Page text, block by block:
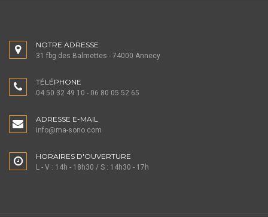
NOTRE ADRESSE
31 fbg des Balmettes - 74000 Annecy
TÉLÉPHONE
04 50 32 49 10 - 06 80 05 52 65
ADRESSE E-MAIL
info@ma-sono.com
HORAIRES D'OUVERTURE
L - V : 14h - 18h30 / S : 14h30 - 17h